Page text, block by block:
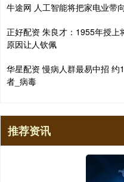
牛途网 人工智能将把家电业带
正好配资 朱良才：1955年授
原因让人钦佩
华星配资 慢病人群最易中招 约
者_病毒
推荐资讯